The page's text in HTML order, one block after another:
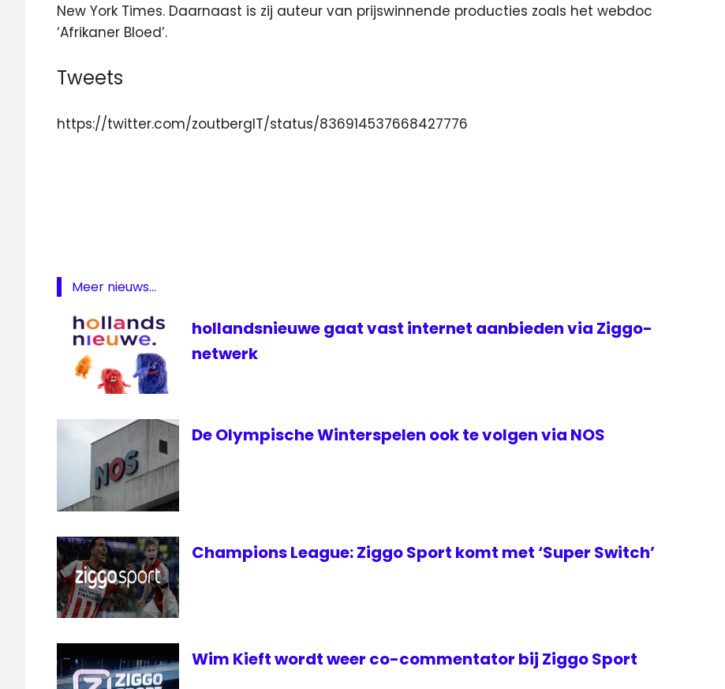
New York Times. Daarnaast is zij auteur van prijswinnende producties zoals het webdoc
‘Afrikaner Bloed’.
Tweets
https://twitter.com/zoutbergIT/status/836914537668427776
Marghadi
NOS
televisie
Meer nieuws...
hollandsnieuwe gaat vast internet aanbieden via Ziggo-
netwerk
De Olympische Winterspelen ook te volgen via NOS
Champions League: Ziggo Sport komt met ‘Super Switch’
Wim Kieft wordt weer co-commentator bij Ziggo Sport